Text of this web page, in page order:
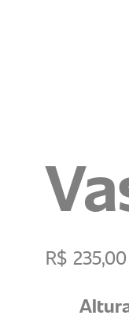
R$ 235,00